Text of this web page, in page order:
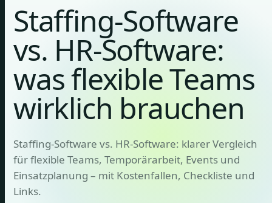
Staffing-Software
vs. HR-Software:
was flexible Teams
wirklich brauchen
Staffing-Software vs. HR-Software: klarer Vergleich
für flexible Teams, Temporärarbeit, Events und
Einsatzplanung – mit Kostenfallen, Checkliste und
Links.